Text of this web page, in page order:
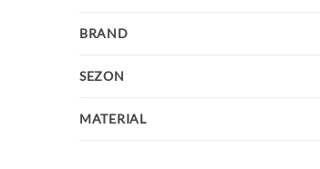
BRAND
SEZON
MATERIAL